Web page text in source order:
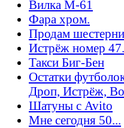
Вилка М-61
Фара хром.
Продам
Истрёж номер
Такси Биг-Бен
Остатки
Дроп, Истрёж,
Шатуны с Avito
Мне сегодня 50...